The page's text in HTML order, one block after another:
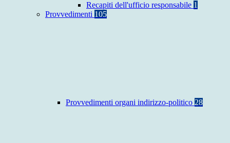
Recapiti dell'ufficio responsabile 1
Provvedimenti 105
Provvedimenti organi indirizzo-politico 28